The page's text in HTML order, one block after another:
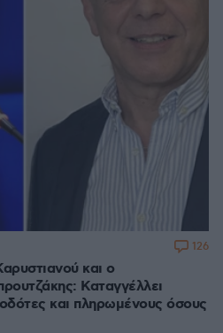
και ο
Καταγγέλλει
και πληρωμένους όσους
126